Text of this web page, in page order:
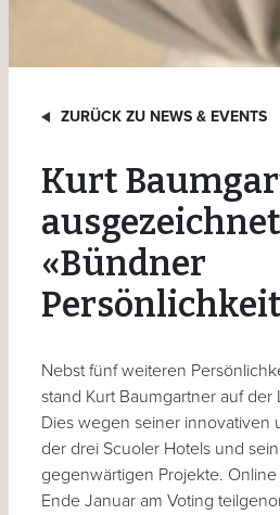
ZURÜCK ZU NEWS & EVENTS
Kurt
«Bündner
Nebst fünf weiteren
stand Kurt Baumgartner auf der
Dies wegen seiner innovativen
der drei Scuoler Hotels und
gegenwärtigen Projekte.
Ende Januar am Voting